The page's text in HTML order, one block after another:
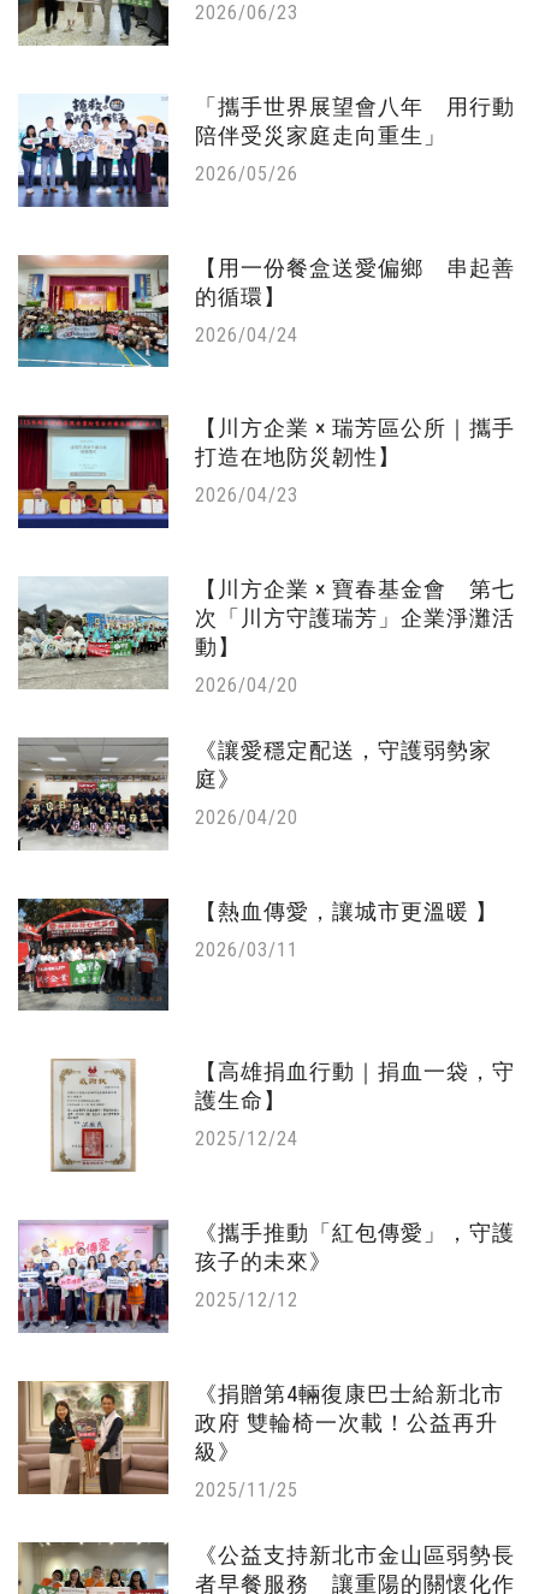
2026/06/23
「攜手世界展望會八年 用行動
陪伴受災家庭走向重生」
2026/05/26
【用一份餐盒送愛偏鄉 串起善
的循環】
2026/04/24
【川方企業 × 瑞芳區公所｜攜手
打造在地防災韌性】
2026/04/23
【川方企業 × 寶春基金會 第七
次「川方守護瑞芳」企業淨灘活
動】
2026/04/20
《讓愛穩定配送，守護弱勢家
庭》
2026/04/20
【熱血傳愛，讓城市更溫暖 】
2026/03/11
【高雄捐血行動｜捐血一袋，守
護生命】
2025/12/24
《攜手推動「紅包傳愛」，守護
孩子的未來》
2025/12/12
《捐贈第4輛復康巴士給新北市
政府 雙輪椅一次載！公益再升
級》
2025/11/25
《公益支持新北市金山區弱勢長
者早餐服務 讓重陽的關懷化作